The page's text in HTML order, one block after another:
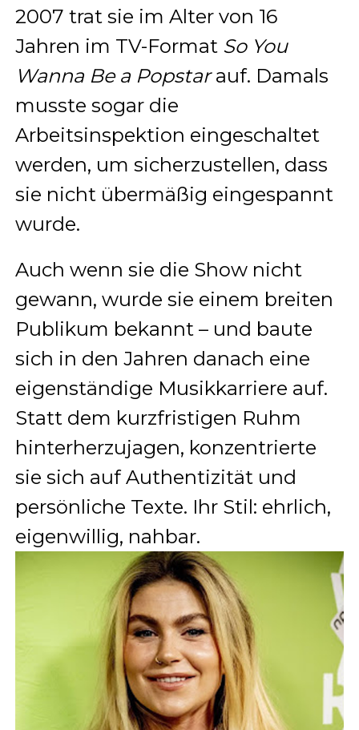
2007 trat sie im Alter von 16
Jahren im TV-Format So You
Wanna Be a Popstarauf. Damals
musste sogar die
Arbeitsinspektion eingeschaltet
werden, um sicherzustellen, dass
sie nicht übermäßig eingespannt
wurde.
Auch wenn sie die Show nicht
gewann, wurde sie einem breiten
Publikum bekannt – und baute
sich in den Jahren danach eine
eigenständige Musikkarriere auf.
Statt dem kurzfristigen Ruhm
hinterherzujagen, konzentrierte
sie sich auf Authentizität und
persönliche Texte. Ihr Stil: ehrlich,
eigenwillig, nahbar.